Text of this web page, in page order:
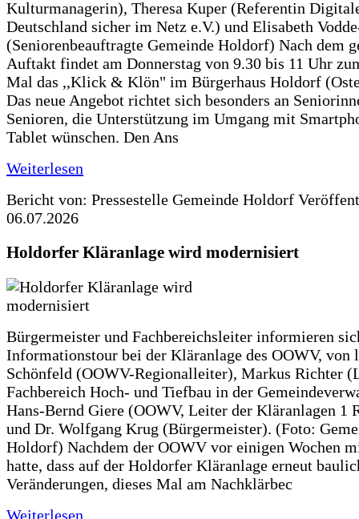
Kulturmanagerin), Theresa Kuper (Referentin
Deutschland sicher im Netz e.V.) und Elisabeth
(Seniorenbeauftragte Gemeinde Holdorf) Nach dem
Auftakt findet am Donnerstag von 9.30 bis 11 Uhr
Mal das ,,Klick & Klön" im Bürgerhaus Holdorf
Das neue Angebot richtet sich besonders an
Senioren, die Unterstützung im Umgang mit
Tablet wünschen. Den Ans
Weiterlesen
Bericht von: Pressestelle Gemeinde Holdorf
06.07.2026
Holdorfer Kläranlage wird modernisiert
Bürgermeister und Fachbereichsleiter informieren
Informationstour bei der Kläranlage des OOWV, von
Schönfeld (OOWV-Regionalleiter), Markus Richter
Fachbereich Hoch- und Tiefbau in der
Hans-Bernd Giere (OOWV, Leiter der Kläranlagen 1
und Dr. Wolfgang Krug (Bürgermeister). (Foto:
Holdorf) Nachdem der OOWV vor einigen Wochen
hatte, dass auf der Holdorfer Kläranlage erneut
Veränderungen, dieses Mal am Nachklärbec
Weiterlesen